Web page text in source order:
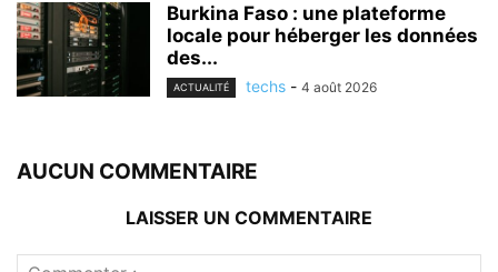
Burkina Faso : une plateforme
locale pour héberger les données
des...
ACTUALITÉ techs - 4 août 2026
AUCUN COMMENTAIRE
LAISSER UN COMMENTAIRE